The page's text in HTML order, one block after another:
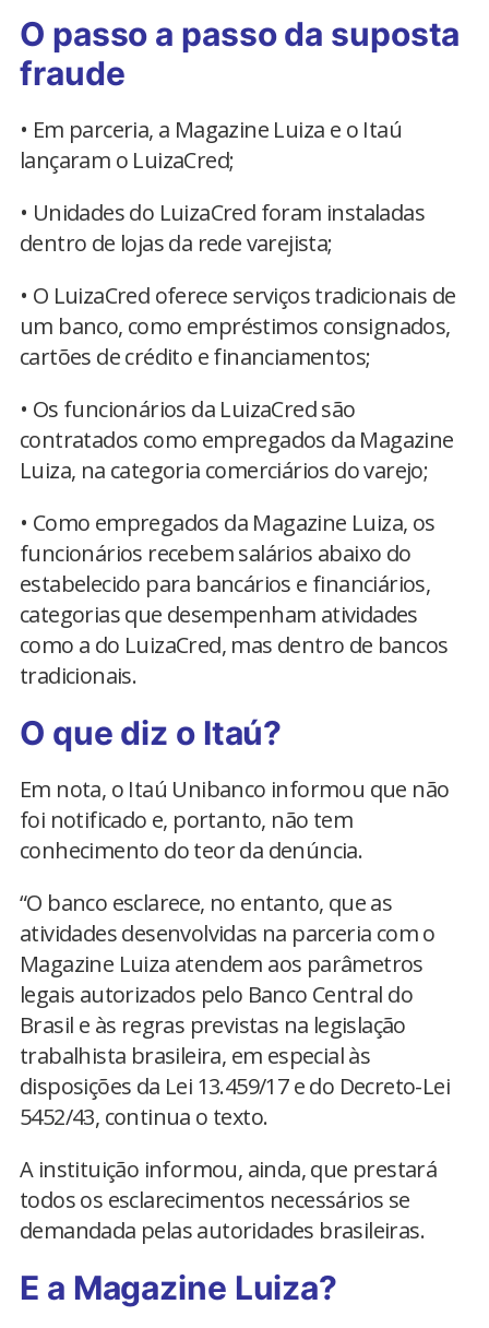
O passo a passo da suposta
fraude
• Em parceria, a Magazine Luiza e o Itaú
lançaram o LuizaCred;
• Unidades do LuizaCred foram instaladas
dentro de lojas da rede varejista;
• O LuizaCred oferece serviços tradicionais de
um banco, como empréstimos consignados,
cartões de crédito e financiamentos;
• Os funcionários da LuizaCred são
contratados como empregados da Magazine
Luiza, na categoria comerciários do varejo;
• Como empregados da Magazine Luiza, os
funcionários recebem salários abaixo do
estabelecido para bancários e financiários,
categorias que desempenham atividades
como a do LuizaCred, mas dentro de bancos
tradicionais.
O que diz o Itaú?
Em nota, o Itaú Unibanco informou que não
foi notificado e, portanto, não tem
conhecimento do teor da denúncia.
“O banco esclarece, no entanto, que as
atividades desenvolvidas na parceria com o
Magazine Luiza atendem aos parâmetros
legais autorizados pelo Banco Central do
Brasil e às regras previstas na legislação
trabalhista brasileira, em especial às
disposições da Lei 13.459/17 e do Decreto-Lei
5452/43, continua o texto.
A instituição informou, ainda, que prestará
todos os esclarecimentos necessários se
demandada pelas autoridades brasileiras.
E a Magazine Luiza?